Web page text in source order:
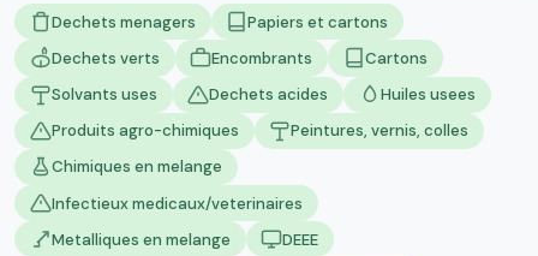
Dechets menagers
Papiers et cartons
Dechets verts
Encombrants
Cartons
Solvants uses
Dechets acides
Huiles usees
Produits agro-chimiques
Peintures, vernis, colles
Chimiques en melange
Infectieux medicaux/veterinaires
Metalliques en melange
DEEE